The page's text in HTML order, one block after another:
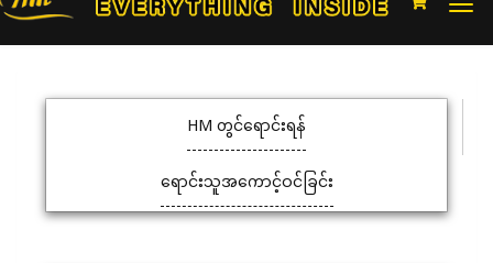
HM တွင်ရောင်းရန်
ရောင်းသူအကောင့်ဝင်ခြင်း